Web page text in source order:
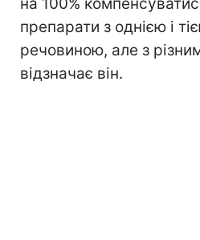
препарати з однією і
речовиною, але з
відзначає він.